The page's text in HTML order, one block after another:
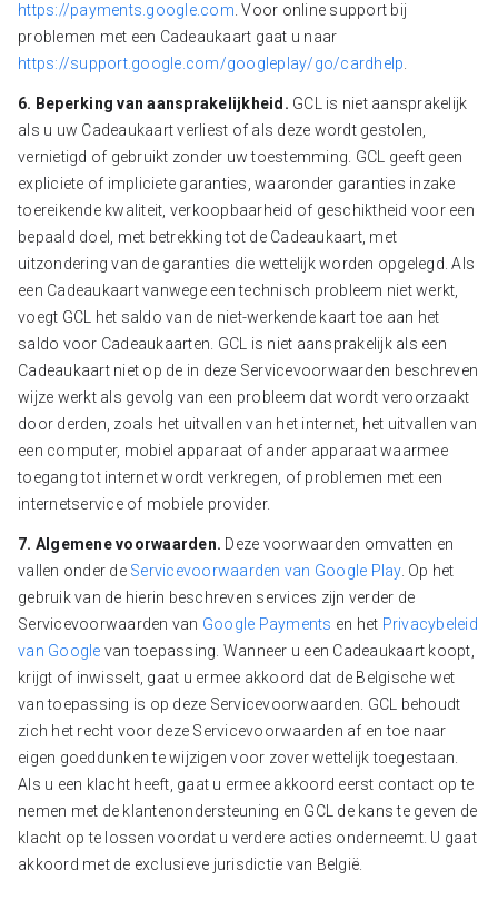
https://payments.google.com . Voor online support bij
problemen met een Cadeaukaart gaat u naar
https://support.google.com/googleplay/go/cardhelp
6. Beperking van aansprakelijkheid. GCL is niet aansprakelijk
als u uw Cadeaukaart verliest of als deze wordt gestolen,
vernietigd of gebruikt zonder uw toestemming. GCL geeft geen
expliciete of impliciete garanties, waaronder garanties inzake
toereikende kwaliteit, verkoopbaarheid of geschiktheid voor een
bepaald doel, met betrekking tot de Cadeaukaart, met
uitzondering van de garanties die wettelijk worden opgelegd. Als
een Cadeaukaart vanwege een technisch probleem niet werkt,
voegt GCL het saldo van de niet-werkende kaart toe aan het
saldo voor Cadeaukaarten. GCL is niet aansprakelijk als een
Cadeaukaart niet op de in deze Servicevoorwaarden beschreven
wijze werkt als gevolg van een probleem dat wordt veroorzaakt
door derden, zoals het uitvallen van het internet, het uitvallen van
een computer, mobiel apparaat of ander apparaat waarmee
toegang tot internet wordt verkregen, of problemen met een
internetservice of mobiele provider.
7. Algemene voorwaarden. Deze voorwaarden omvatten en
vallen onder de Servicevoorwaarden van Google Play. Op het
gebruik van de hierin beschreven services zijn verder de
Servicevoorwaarden van Google Payments en het Privacybeleid
van Google van toepassing. Wanneer u een Cadeaukaart koopt,
krijgt of inwisselt, gaat u ermee akkoord dat de Belgische wet
van toepassing is op deze Servicevoorwaarden. GCL behoudt
zich het recht voor deze Servicevoorwaarden af en toe naar
eigen goeddunken te wijzigen voor zover wettelijk toegestaan.
Als u een klacht heeft, gaat u ermee akkoord eerst contact op te
nemen met de klantenondersteuning en GCL de kans te geven de
klacht op te lossen voordat u verdere acties onderneemt. U gaat
akkoord met de exclusieve jurisdictie van België.